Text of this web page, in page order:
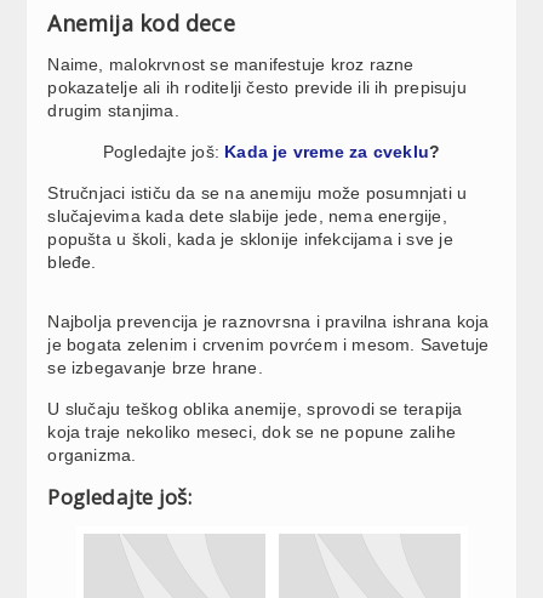
Anemija kod dece
Naime, malokrvnost se manifestuje kroz razne
pokazatelje ali ih roditelji često previde ili ih prepisuju
drugim stanjima.
Pogledajte još: Kada je vreme za cveklu?
Stručnjaci ističu da se na anemiju može posumnjati u
slučajevima kada dete slabije jede, nema energije,
popušta u školi, kada je sklonije infekcijama i sve je
bleđe.
Najbolja prevencija je raznovrsna i pravilna ishrana koja
je bogata zelenim i crvenim povrćem i mesom. Savetuje
se izbegavanje brze hrane.
U slučaju teškog oblika anemije, sprovodi se terapija
koja traje nekoliko meseci, dok se ne popune zalihe
organizma.
Pogledajte još: